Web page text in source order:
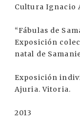
Cultura Ignacio
“Fábulas de
Exposición
natal de
Exposición
Ajuria. Vitoria.
2013